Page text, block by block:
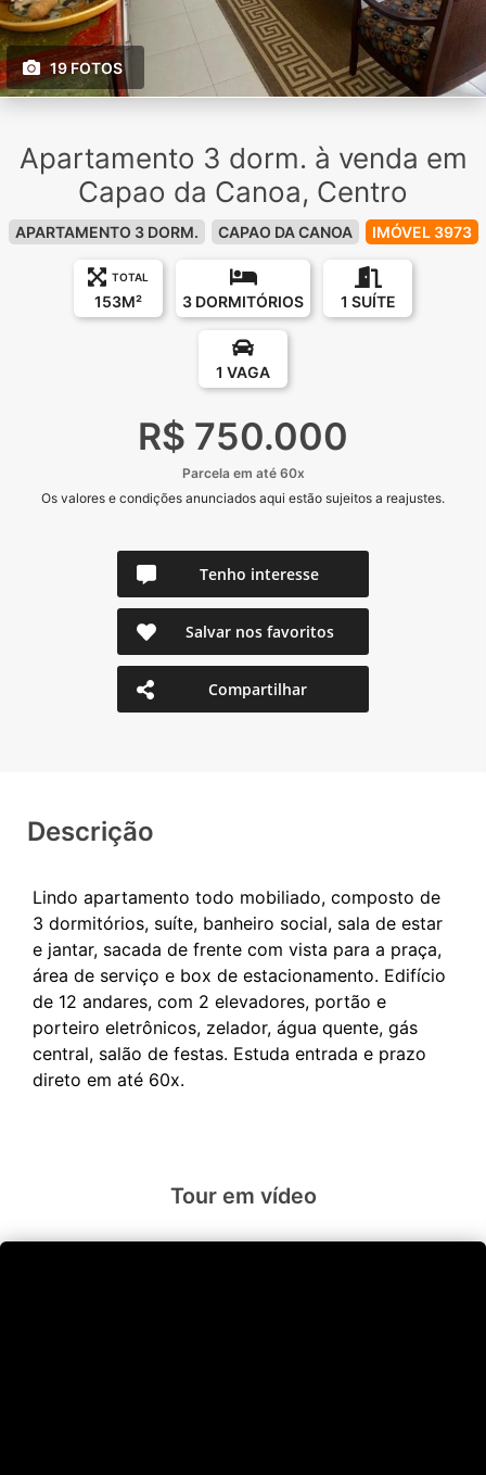
19 FOTOS
Apartamento 3 dorm. à venda em
Capao da Canoa, Centro
APARTAMENTO 3 DORM. CAPAO DA CANOA IMÓVEL 3973
TOTAL
153M² 3 DORMITÓRIOS 1 SUÍTE
1 VAGA
R$ 750.000
Parcela em até 60x
Os valores e condições anunciados aqui estão sujeitos a reajustes.
Tenho interesse
Salvar nos favoritos
Compartilhar
Descrição
Lindo apartamento todo mobiliado, composto de
3 dormitórios, suíte, banheiro social, sala de estar
e jantar, sacada de frente com vista para a praça,
área de serviço e box de estacionamento. Edifício
de 12 andares, com 2 elevadores, portão e
porteiro eletrônicos, zelador, água quente, gás
central, salão de festas. Estuda entrada e prazo
Tour em vídeo